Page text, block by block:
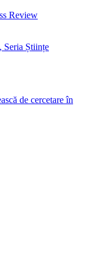
Review
Seria Științe
de cercetare în